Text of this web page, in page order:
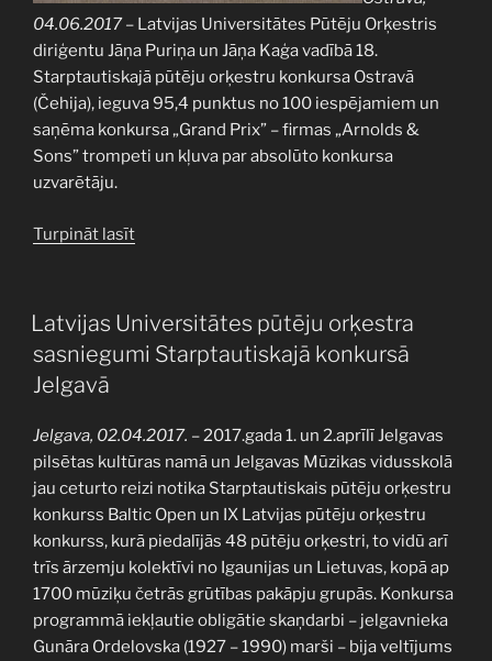
04.06.2017– Latvijas Universitātes Pūtēju Orķestris
diriģentu Jāņa Puriņa un Jāņa Kaģa vadībā 18.
Starptautiskajā pūtēju orķestru konkursa Ostravā
(Čehija), ieguva 95,4 punktus no 100 iespējamiem un
saņēma konkursa „Grand Prix” – firmas „Arnolds &
Sons” trompeti un kļuva par absolūto konkursa
uzvarētāju.
Turpināt lasīt“Latvijas
Orķestris
uzvar
konkursā
PUBLICĒTS
Latvijas Universitātes pūtēju orķestra
sasniegumi Starptautiskajā konkursā
Jelgavā
Jelgava, 02.04.2017. – 2017.gada 1. un 2.aprīlī Jelgavas
pilsētas kultūras namā un Jelgavas Mūzikas vidusskolā
jau ceturto reizi notika Starptautiskais pūtēju orķestru
konkurss Baltic Open un IX Latvijas pūtēju orķestru
konkurss, kurā piedalījās 48 pūtēju orķestri, to vidū arī
trīs ārzemju kolektīvi no Igaunijas un Lietuvas, kopā ap
1700 mūziķu četrās grūtības pakāpju grupās. Konkursa
programmā iekļautie obligātie skaņdarbi – jelgavnieka
Gunāra Ordelovska (1927 – 1990) marši – bija veltījums